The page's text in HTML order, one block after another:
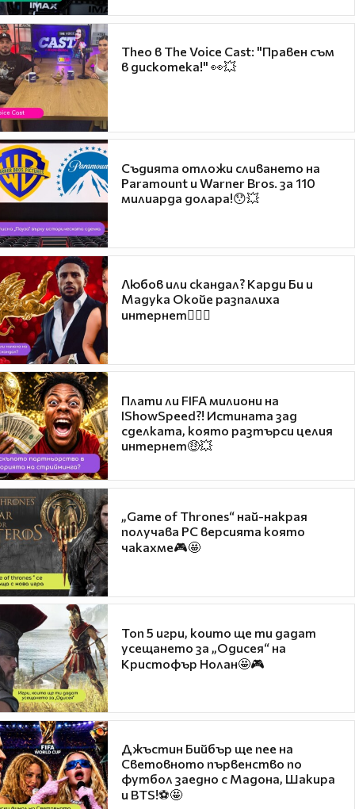
Theo в The Voice Cast: "Правен съм
в дискотека!" 👀💥
Съдията отложи сливането на
Paramount и Warner Bros. за 110
милиарда долара!😯💥
Любов или скандал? Карди Би и
Мадука Окойе разпалиха
интернет❤️‍🔥🔥
Плати ли FIFA милиони на
IShowSpeed?! Истината зад
сделката, която разтърси целия
интернет🤑💥
„Game of Thrones“ най-накрая
получава PC версията която
чакахме🎮🤩
Топ 5 игри, които ще ти дадат
усещането за „Одисея“ на
Кристофър Нолан🤩🎮
Джъстин Бийбър ще пее на
Световното първенство по
футбол заедно с Мадона, Шакира
и BTS!⚽🤩